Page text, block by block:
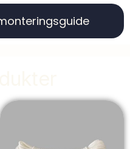
& monteringsguide